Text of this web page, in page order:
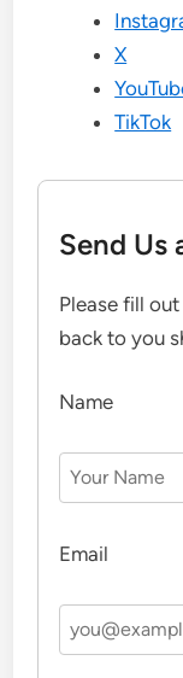
X
TikTok
Send Us
Please fill
back to you
Name
Email